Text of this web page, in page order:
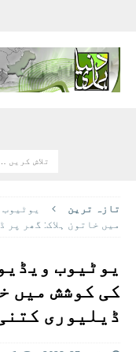
تازہ ترين
میں خاتون ہلاک: گھر
یوٹیوب
کی کوشش میں
ڈیلیوری